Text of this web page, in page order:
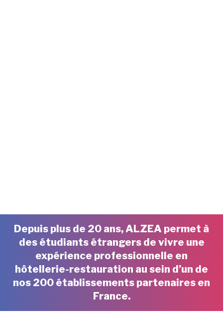
Depuis plus de 20 ans, ALZEA permet à
des étudiants étrangers de vivre une
expérience professionnelle en
hôtellerie-restauration au sein d’un de
nos 200 établissements partenaires en
France.